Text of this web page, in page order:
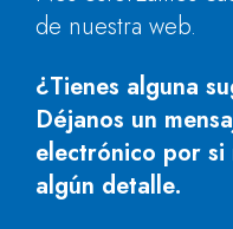
de nuestra web.
¿Tienes alguna
Déjanos un
electrónico por si
algún detalle.